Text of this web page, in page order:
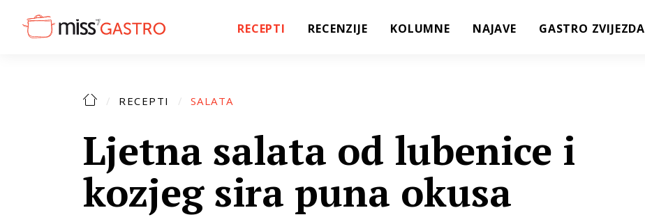
RECEPTI RECENZIJE KOLUMNE NAJAVE GASTRO ZVIJEZDA
RECEPTI SALATA
Ljetna salata od lubenice i
kozjeg sira puna okusa